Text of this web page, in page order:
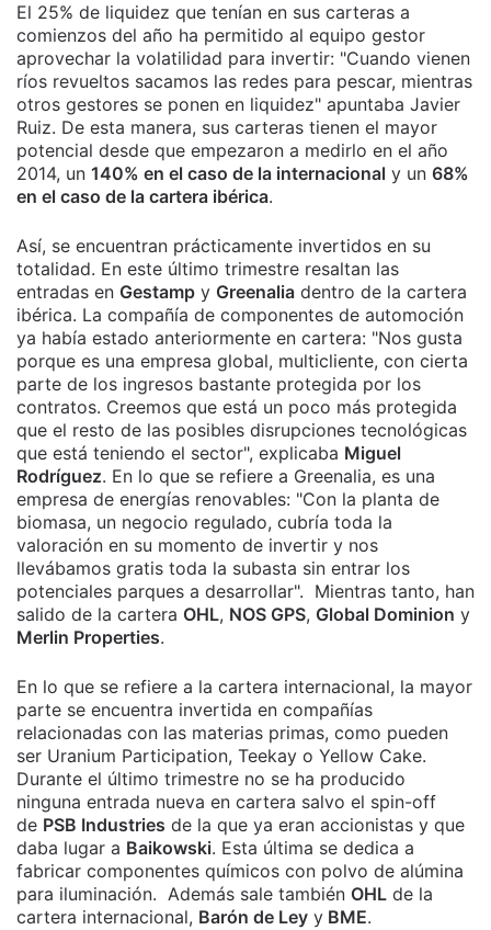
El 25% de liquidez que tenían en sus carteras a
comienzos del año ha permitido al equipo gestor
aprovechar la volatilidad para invertir: "Cuando vienen
ríos revueltos sacamos las redes para pescar, mientras
otros gestores se ponen en liquidez" apuntaba Javier
Ruiz. De esta manera, sus carteras tienen el mayor
potencial desde que empezaron a medirlo en el año
2014, un 140% en el caso de la internacional y un 68%
en el caso de la cartera ibérica.
Así, se encuentran prácticamente invertidos en su
totalidad. En este último trimestre resaltan las
entradas en Gestamp y Greenalia dentro de la cartera
ibérica. La compañía de componentes de automoción
ya había estado anteriormente en cartera: "Nos gusta
porque es una empresa global, multicliente, con cierta
parte de los ingresos bastante protegida por los
contratos. Creemos que está un poco más protegida
que el resto de las posibles disrupciones tecnológicas
que está teniendo el sector", explicaba Miguel
Rodríguez. En lo que se refiere a Greenalia, es una
empresa de energías renovables: "Con la planta de
biomasa, un negocio regulado, cubría toda la
valoración en su momento de invertir y nos
llevábamos gratis toda la subasta sin entrar los
potenciales parques a desarrollar". Mientras tanto, han
salido de la cartera OHL, NOS GPS, Global Dominion y
Merlin Properties.
En lo que se refiere a la cartera internacional, la mayor
parte se encuentra invertida en compañías
relacionadas con las materias primas, como pueden
ser Uranium Participation, Teekay o Yellow Cake.
Durante el último trimestre no se ha producido
ninguna entrada nueva en cartera salvo el spin-off
de PSB Industries de la que ya eran accionistas y que
daba lugar a Baikowski. Esta última se dedica a
fabricar componentes químicos con polvo de alúmina
para iluminación. Además sale también OHL de la
cartera internacional, Barón de Ley y BME.